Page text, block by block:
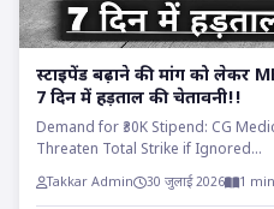
स्टाइपेंड बढ़ाने की मांग को लेकर
7 दिन में हड़ताल की चेतावनी!!
Demand for ₹30K Stipend: CG
Threaten Total Strike if Ignored...
Takkar Admin 30 जुलाई 2026 1 min